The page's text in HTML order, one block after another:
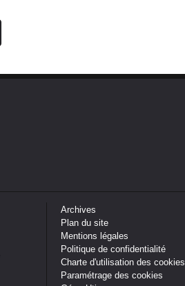
Archives
Plan du site
Mentions légales
Politique de confidentialité
Charte d'utilisation des cookies
Paramétrage des cookies